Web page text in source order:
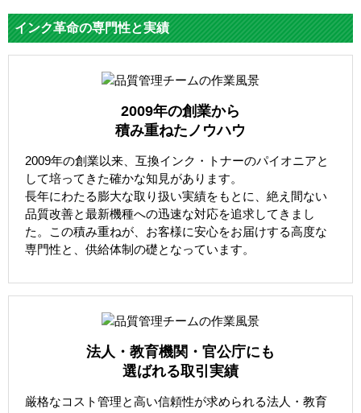
インク革命の専門性と実績
2009年の創業から
積み重ねたノウハウ
2009年の創業以来、互換インク・トナーのパイオニアと
して培ってきた確かな知見があります。
長年にわたる膨大な取り扱い実績をもとに、絶え間ない
品質改善と最新機種への迅速な対応を追求してきまし
た。この積み重ねが、お客様に安心をお届けする高度な
専門性と、供給体制の礎となっています。
法人・教育機関・官公庁にも
選ばれる取引実績
厳格なコスト管理と高い信頼性が求められる法人・教育